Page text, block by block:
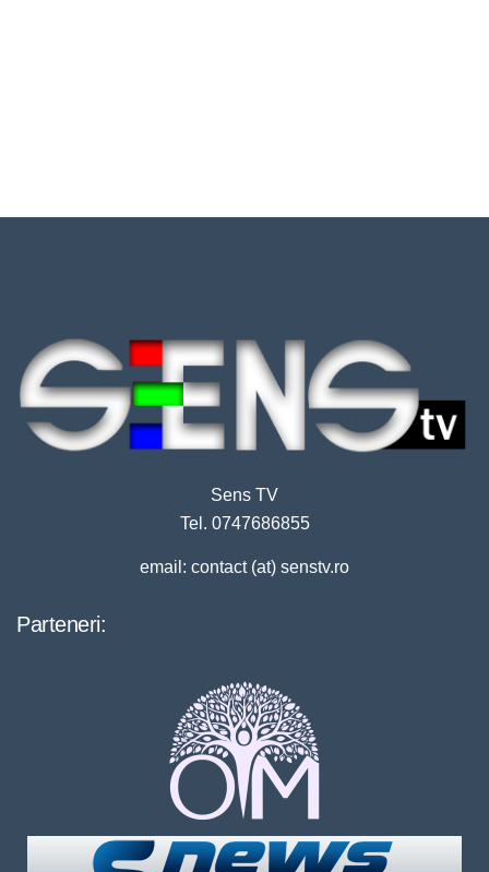
Sens TV
Tel. 0747686855
email: contact (at) senstv.ro
Parteneri: